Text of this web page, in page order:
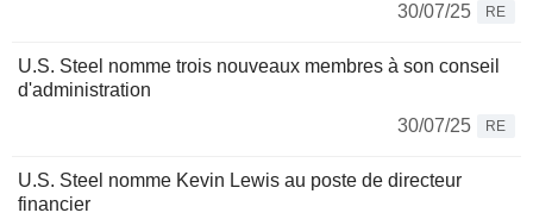
30/07/25
RE
U.S. Steel nomme trois nouveaux membres à son conseil
d'administration
30/07/25
RE
U.S. Steel nomme Kevin Lewis au poste de directeur
financier